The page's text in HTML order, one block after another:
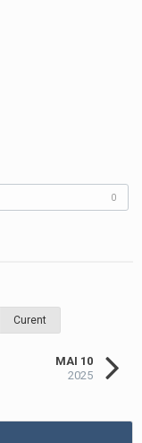
0
Curent
MAI 10
2025